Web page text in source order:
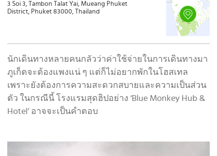
3 Soi 3, Tambon Talat Yai, Mueang Phuket
District, Phuket 83000, Thailand
นักเดินทางหลายคนกลัวว่าค่าใช้จ่ายในการเดินทางมา
ภูเก็ตจะต้องแพงแน่ ๆ แต่ก็ไม่อยากพักในโฮสเทล
เพราะยังต้องการความสะดวกสบายและความเป็นส่วน
ตัว ในกรณีนี้ โรงแรมสุดฮิปอย่าง ‘Blue Monkey Hub &
Hotel’ อาจจะเป็นคำตอบ